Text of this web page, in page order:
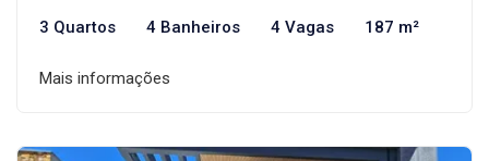
3 Quartos 4 Banheiros 4 Vagas 187 m²
Mais informações